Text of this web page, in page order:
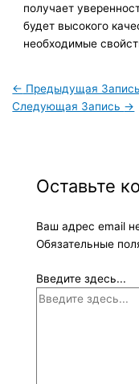
получает
будет высокого
необходимые
← Предыдущая Запись
Следующая Запись →
Оставьте
Ваш адрес email
Обязательные
Введите здесь...